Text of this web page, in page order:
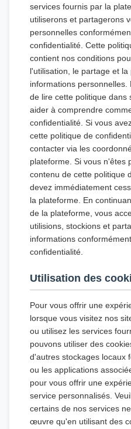
services fournis par la
utiliserons et partagerons
personnelles
confidentialité. Cette
contient nos conditions
l'utilisation, le partage et
informations
de lire cette politique dans
aider à comprendre
confidentialité. Si vous
cette politique de
contacter via les
plateforme. Si vous n'êtes
contenu de cette politique
devez immédiatement
la plateforme. En
de la plateforme, vous
utilisions, stockions et
informations
confidentialité.
Utilisation des
Pour vous offrir une
lorsque vous visitez nos
ou utilisez les services
pouvons utiliser des
d'autres stockages locaux
ou les applications
pour vous offrir une
service personnalisés.
certains de nos services
œuvre qu'en utilisant des